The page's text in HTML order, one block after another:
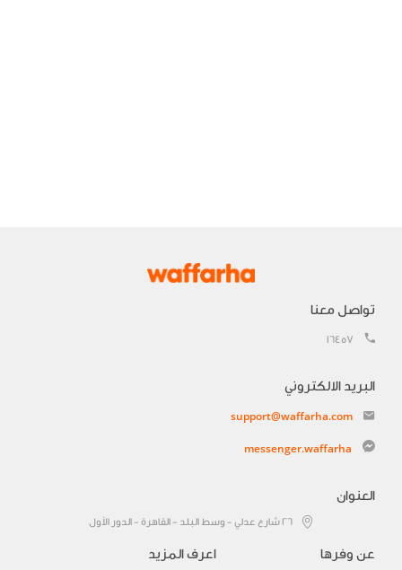
تواصل معنا
16457
البريد الالكتروني
support@waffarha.com
messenger.waffarha
العنوان
٢٦ شارع عدلي - وسط البلد - القاهرة - الدور الأول
عن وفرها اعرف المزيد